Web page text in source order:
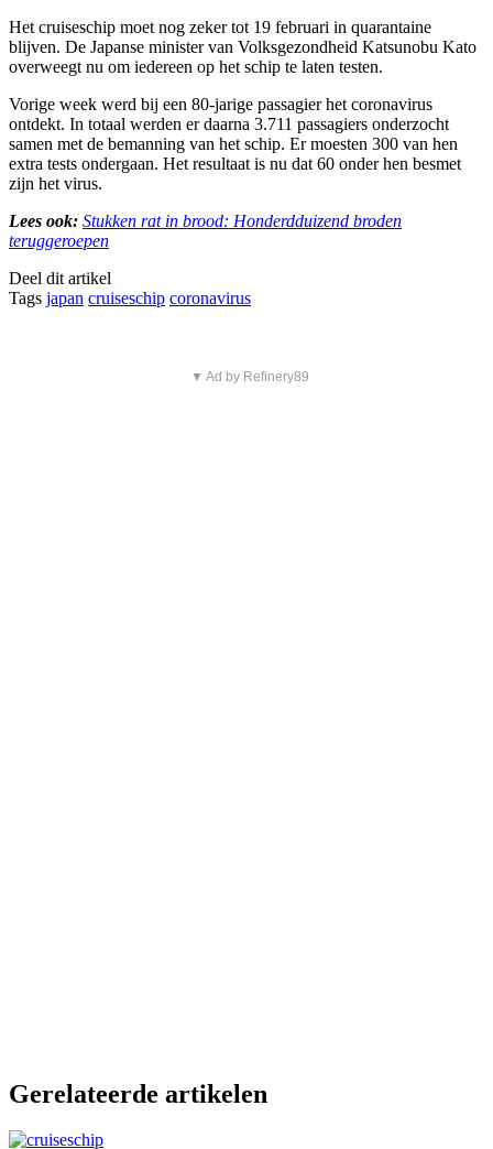
Het cruiseschip moet nog zeker tot 19 februari in quarantaine
blijven. De Japanse minister van Volksgezondheid Katsunobu Kato
overweegt nu om iedereen op het schip te laten testen.
Vorige week werd bij een 80-jarige passagier het coronavirus
ontdekt. In totaal werden er daarna 3.711 passagiers onderzocht
samen met de bemanning van het schip. Er moesten 300 van hen
extra tests ondergaan. Het resultaat is nu dat 60 onder hen besmet
zijn het virus.
Lees ook: Stukken rat in brood: Honderdduizend broden
teruggeroepen
Deel dit artikel
Tags japan cruiseschip coronavirus
▼ Ad by Refinery89
Gerelateerde artikelen